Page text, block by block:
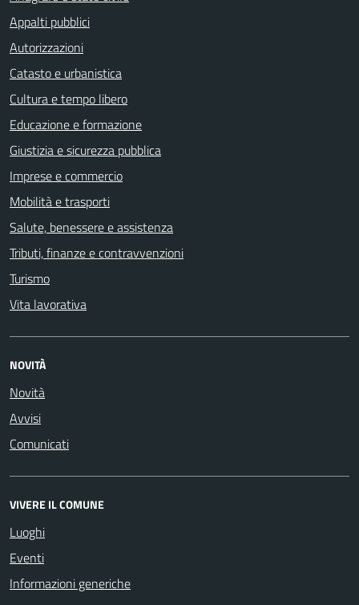
Appalti pubblici
Autorizzazioni
Catasto e urbanistica
Cultura e tempo libero
Educazione e formazione
Giustizia e sicurezza pubblica
Imprese e commercio
Mobilità e trasporti
Salute, benessere e assistenza
Tributi, finanze e contravvenzioni
Turismo
Vita lavorativa
NOVITÀ
Novità
Avvisi
Comunicati
VIVERE IL COMUNE
Luoghi
Eventi
Informazioni generiche